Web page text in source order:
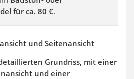
für ca. 80 €.
und Seitenansicht
Grundriss, mit einer
und einer